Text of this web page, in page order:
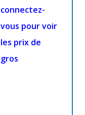
connectez-
vous pour voir
les prix de
gros